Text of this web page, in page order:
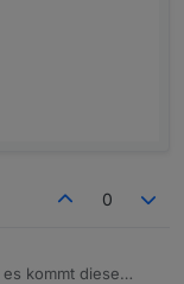
0
kommt diese